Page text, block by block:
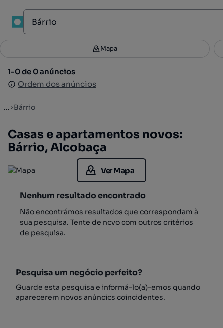
Filtros 2
1-0 de 0 anúncios
Ordem dos anúncios
Mapa
1-0 de 0 anúncios
Ordem dos anúncios
... Bárrio
Casas e apartamentos novos:
Bárrio, Alcobaça
Ver Mapa
Nenhum resultado encontrado
Não encontrámos resultados que correspondam à
sua pesquisa. Tente de novo com outros critérios
de pesquisa.
Pesquisa um negócio perfeito?
Guarde esta pesquisa e informá-lo(a)-emos quando
aparecerem novos anúncios coincidentes.